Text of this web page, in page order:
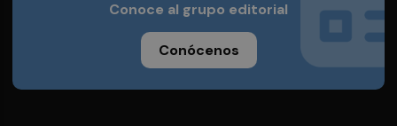
Conoce al grupo editorial
Conócenos